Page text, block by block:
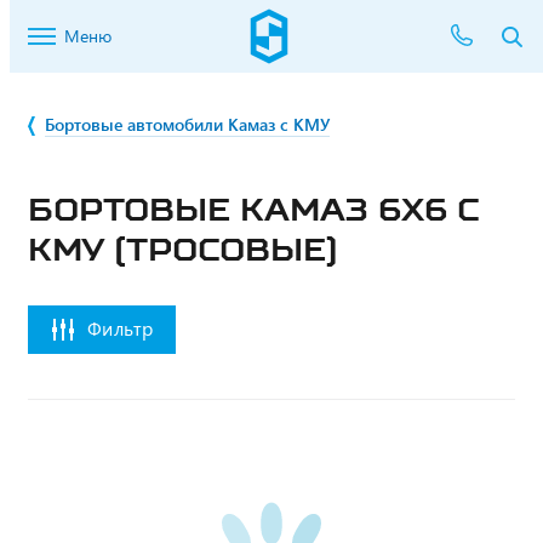
Меню
Бортовые автомобили Камаз с КМУ
БОРТОВЫЕ КАМАЗ 6Х6 С
КМУ (ТРОСОВЫЕ)
Фильтр